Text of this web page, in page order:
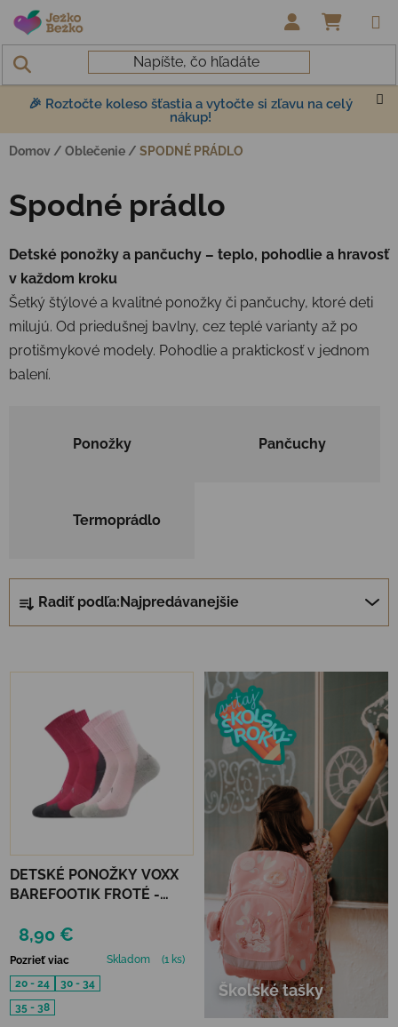
Prejsť na obsah
🎉 Roztočte koleso šťastia a vytočte si zľavu na celý
nákup!
Domov / Oblečenie / SPODNÉ PRÁDLO
Spodné prádlo
Detské ponožky a pančuchy – teplo, pohodlie a hravosť
v každom kroku
Šetký štýlové a kvalitné ponožky či pančuchy, ktoré deti
milujú. Od priedušnej bavlny, cez teplé varianty až po
protišmykové modely. Pohodlie a praktickosť v jednom
balení.
Ponožky Pančuchy
Termoprádlo
Radiť podľa: Najpredávanejšie
Výpis produktov
DETSKÉ PONOŽKY VOXX
BAREFOOTIK FROTÉ -
8,90 €
Pozrieť viac Skladom
(1 ks)
20 - 24
30 - 34
35 - 38
Školské tašky